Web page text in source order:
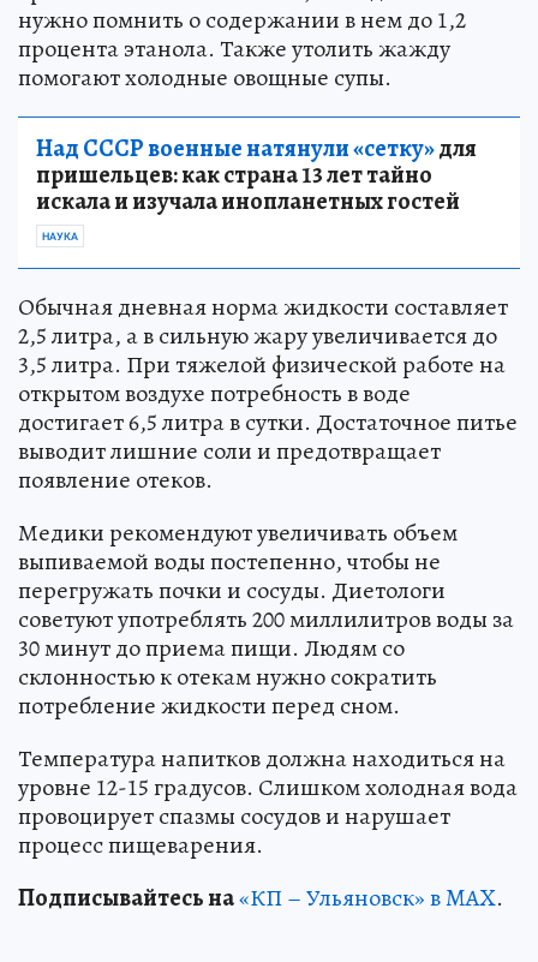
нужно помнить о содержании в нем до 1,2
процента этанола. Также утолить жажду
помогают холодные овощные супы.
Над СССР военные натянули «сетку»для
пришельцев: как страна 13 лет тайно
искала и изучала инопланетных гостей
НАУКА
Обычная дневная норма жидкости составляет
2,5 литра, а в сильную жару увеличивается до
3,5 литра. При тяжелой физической работе на
открытом воздухе потребность в воде
достигает 6,5 литра в сутки. Достаточное питье
выводит лишние соли и предотвращает
появление отеков.
Медики рекомендуют увеличивать объем
выпиваемой воды постепенно, чтобы не
перегружать почки и сосуды. Диетологи
советуют употреблять 200 миллилитров воды за
30 минут до приема пищи. Людям со
склонностью к отекам нужно сократить
потребление жидкости перед сном.
Температура напитков должна находиться на
уровне 12-15 градусов. Слишком холодная вода
провоцирует спазмы сосудов и нарушает
процесс пищеварения.
Подписывайтесь на«КП – Ульяновск» в MAX.